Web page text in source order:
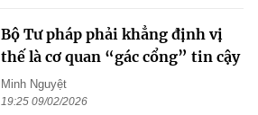
Bộ Tư pháp phải khẳng định vị
thế là cơ quan “gác cổng” tin cậy
Minh Nguyệt
19:25 09/02/2026